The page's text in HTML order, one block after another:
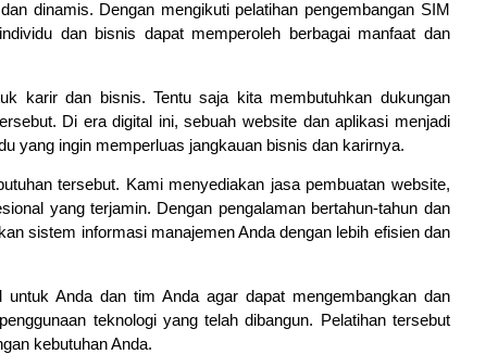
dinamis. Dengan mengikuti pelatihan pengembangan SIM
dan bisnis dapat memperoleh berbagai manfaat dan
karir dan bisnis. Tentu saja kita membutuhkan dukungan
Di era digital ini, sebuah website dan aplikasi menjadi
yang ingin memperluas jangkauan bisnis dan karirnya.
tersebut. Kami menyediakan jasa pembuatan website,
yang terjamin. Dengan pengalaman bertahun-tahun dan
sistem informasi manajemen Anda dengan lebih efisien dan
Anda dan tim Anda agar dapat mengembangkan dan
teknologi yang telah dibangun. Pelatihan tersebut
kebutuhan Anda.